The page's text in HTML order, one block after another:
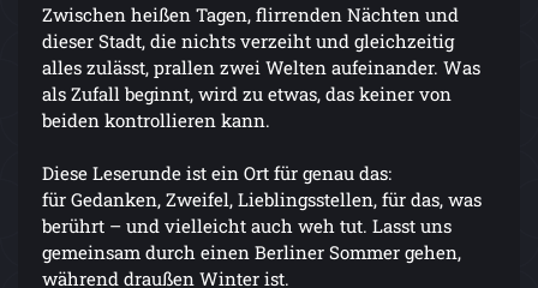
Zwischen heißen Tagen, flirrenden Nächten und
dieser Stadt, die nichts verzeiht und gleichzeitig
alles zulässt, prallen zwei Welten aufeinander. Was
als Zufall beginnt, wird zu etwas, das keiner von
beiden kontrollieren kann.
Diese Leserunde ist ein Ort für genau das:
für Gedanken, Zweifel, Lieblingsstellen, für das, was
berührt – und vielleicht auch weh tut. Lasst uns
gemeinsam durch einen Berliner Sommer gehen,
während draußen Winter ist.